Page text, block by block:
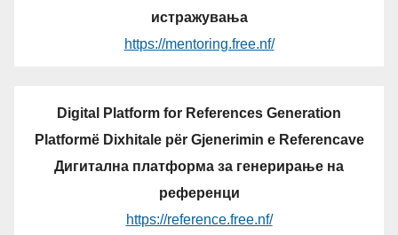
истражувања
https://mentoring.free.nf/
Digital Platform for References Generation
Platformë Dixhitale për Gjenerimin e Referencave
Дигитална платформа за генерирање на
референци
https://reference.free.nf/